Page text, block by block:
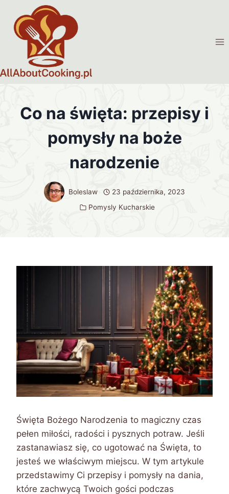
treści
Co na święta: przepisy i
pomysły na boże
narodzenie
Boleslaw
23 października, 2023
Pomysly Kucharskie
Święta Bożego Narodzenia to magiczny czas
pełen miłości, radości i pysznych potraw. Jeśli
zastanawiasz się, co ugotować na Święta, to
jesteś we właściwym miejscu. W tym artykule
przedstawimy Ci przepisy i pomysły na dania,
które zachwycą Twoich gości podczas